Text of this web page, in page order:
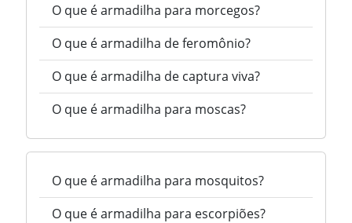
O que é armadilha para morcegos?
O que é armadilha de feromônio?
O que é armadilha de captura viva?
O que é armadilha para moscas?
O que é armadilha para mosquitos?
O que é armadilha para escorpiões?